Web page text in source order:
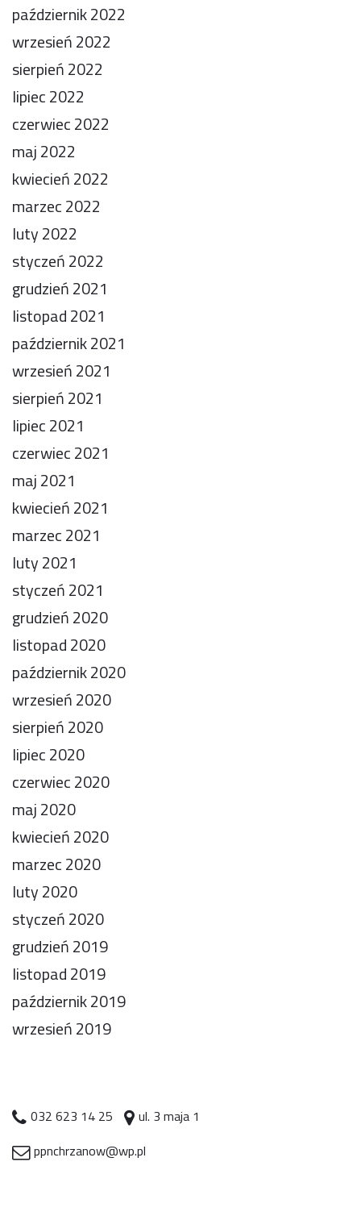
październik 2022
wrzesień 2022
sierpień 2022
lipiec 2022
czerwiec 2022
maj 2022
kwiecień 2022
marzec 2022
luty 2022
styczeń 2022
grudzień 2021
listopad 2021
październik 2021
wrzesień 2021
sierpień 2021
lipiec 2021
czerwiec 2021
maj 2021
kwiecień 2021
marzec 2021
luty 2021
styczeń 2021
grudzień 2020
listopad 2020
październik 2020
wrzesień 2020
sierpień 2020
lipiec 2020
czerwiec 2020
maj 2020
kwiecień 2020
marzec 2020
luty 2020
styczeń 2020
grudzień 2019
listopad 2019
październik 2019
wrzesień 2019
032 623 14 25
ul. 3 maja 1
ppnchrzanow@wp.pl